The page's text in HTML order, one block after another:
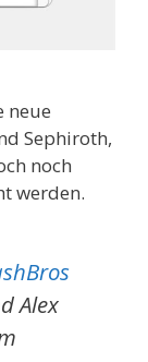
neue
Sephiroth,
noch
werden.
Alex